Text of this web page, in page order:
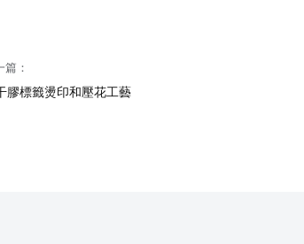
篇：
膠標籤燙印和壓花工藝